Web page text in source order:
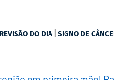
DO DIA | SIGNO DE